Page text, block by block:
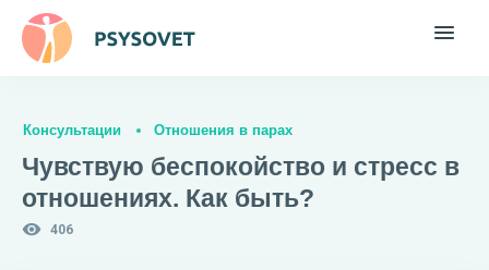
Консультации Отношения в парах
Чувствую беспокойство и стресс в
отношениях. Как быть?
406